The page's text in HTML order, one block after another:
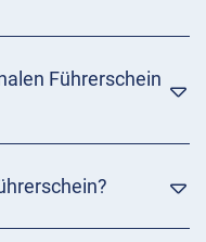
Führerschein